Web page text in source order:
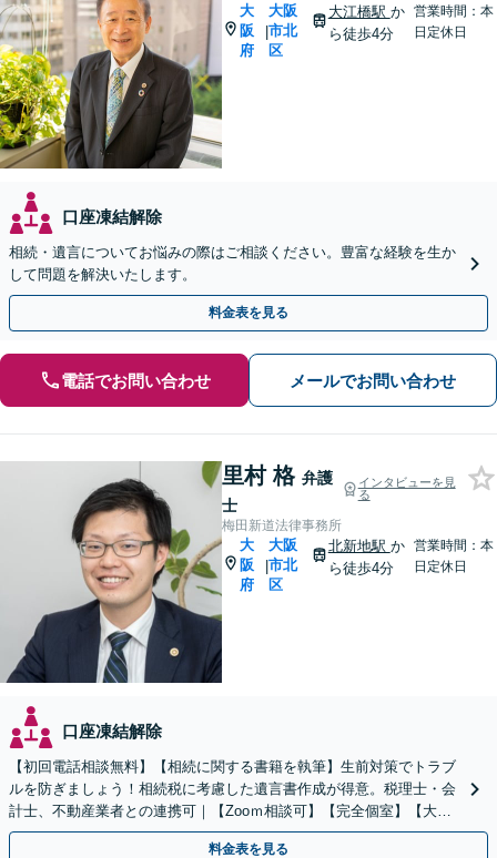
大
阪
府
|
大阪
市北
区
大江橋駅 か
ら徒歩4分
営業時間：本
日定休日
口座凍結解除
相続・遺言についてお悩みの際はご相談ください。豊富な経験を生か
して問題を解決いたします。
料金表を見る
電話でお問い合わせ メールでお問い合わせ
里村 格 弁護
士
インタビューを見
る
梅田新道法律事務所
大
阪
府
|
大阪
市北
区
北新地駅 か
ら徒歩4分
営業時間：本
日定休日
口座凍結解除
【初回電話相談無料】【相続に関する書籍を執筆】生前対策でトラブ
ルを防ぎましょう！相続税に考慮した遺言書作成が得意。税理士・会
計士、不動産業者との連携可｜【Zooｍ相談可】【完全個室】【大阪
天満宮駅すぐ】
料金表を見る